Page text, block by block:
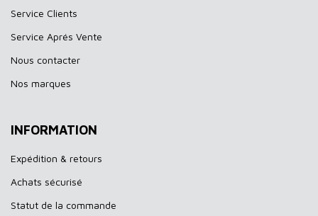
Service Clients
Service Aprés Vente
Nous contacter
Nos marques
INFORMATION
Expédition & retours
Achats sécurisé
Statut de la commande